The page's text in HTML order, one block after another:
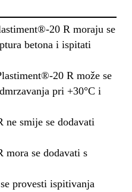
20 R moraju se
betona i ispitati
20 R može se
pri +30°C i
smije se dodavati
se dodavati s
provesti ispitivanja